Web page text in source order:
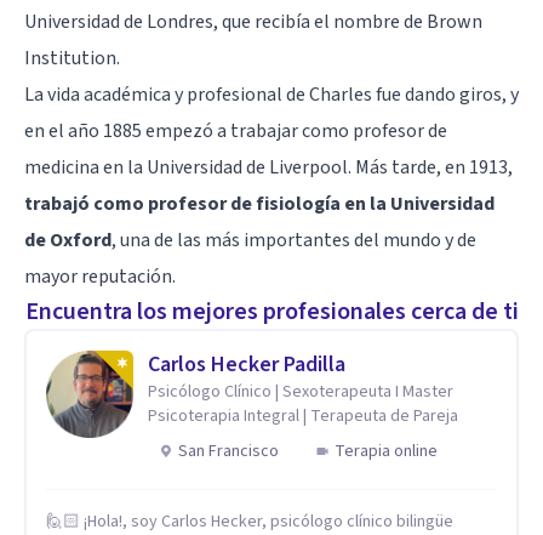
Universidad de Londres, que recibía el nombre de Brown
Institution.
La vida académica y profesional de Charles fue dando giros, y
en el año 1885 empezó a trabajar como profesor de
medicina en la Universidad de Liverpool. Más tarde, en 1913,
trabajó como profesor de fisiología en la Universidad
de Oxford, una de las más importantes del mundo y de
mayor reputación.
Encuentra los mejores profesionales cerca de ti
Carlos Hecker Padilla
Psicólogo Clínico | Sexoterapeuta I Master
Psicoterapia Integral | Terapeuta de Pareja
San Francisco
Terapia online
🙋🏻 ¡Hola!, soy Carlos Hecker, psicólogo clínico bilingüe